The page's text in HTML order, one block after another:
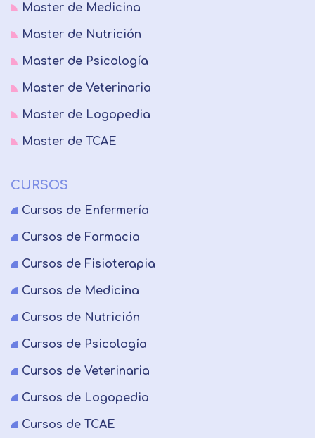
Master de Medicina
Master de Nutrición
Master de Psicología
Master de Veterinaria
Master de Logopedia
Master de TCAE
CURSOS
Cursos de Enfermería
Cursos de Farmacia
Cursos de Fisioterapia
Cursos de Medicina
Cursos de Nutrición
Cursos de Psicología
Cursos de Veterinaria
Cursos de Logopedia
Cursos de TCAE